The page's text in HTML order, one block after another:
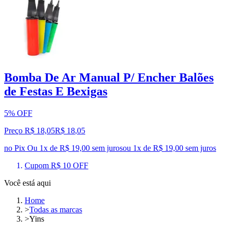
Bomba De Ar Manual P/ Encher Balões
de Festas E Bexigas
5% OFF
Preço R$ 18,05R$ 18,05
no Pix Ou 1x de R$ 19,00 sem jurosou 1x de R$ 19,00 sem juros
Cupom R$ 10 OFF
Você está aqui
Home
>Todas as marcas
>Yins